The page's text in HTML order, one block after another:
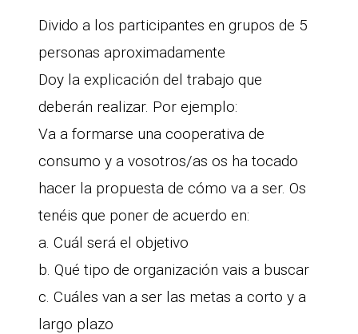
Divido a los participantes en grupos de 5
personas aproximadamente
Doy la explicación del trabajo que
deberán realizar. Por ejemplo:
Va a formarse una cooperativa de
consumo y a vosotros/as os ha tocado
hacer la propuesta de cómo va a ser. Os
tenéis que poner de acuerdo en:
a. Cuál será el objetivo
b. Qué tipo de organización vais a buscar
c. Cuáles van a ser las metas a corto y a
largo plazo